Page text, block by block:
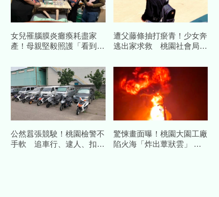
女兒罹腦膜炎癱瘓耗盡家
產！母親堅毅照護「看到笑
關懷送慰問金
遭父藤條抽打瘀青！少女奔
逃出家求救 桃園社會局出
公然囂張競駛！桃園檢警不
手軟 追車行、逮人、扣
驚悚畫面曝！桃園大園工廠
陷火海「炸出蕈狀雲」 男